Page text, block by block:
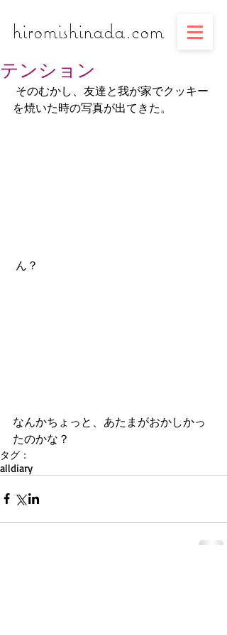
​​​​​​​hiromishinada.com
テンション
を焼いた時の写真が出てきた。
ん？
なんかちょっと、あたまがおかしかっ
たのかな？
タグ：
alldiary